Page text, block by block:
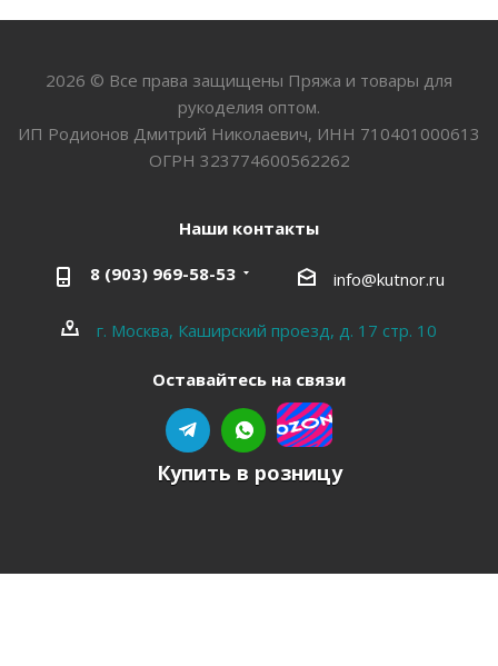
2026 © Все права защищены Пряжа и товары для
рукоделия оптом.
ИП Родионов Дмитрий Николаевич, ИНН 710401000613
ОГРН 323774600562262
Наши контакты
8 (903) 969-58-53 info@kutnor.ru
г. Москва, Каширский проезд, д. 17 стр. 10
Оставайтесь на связи
Купить в розницу